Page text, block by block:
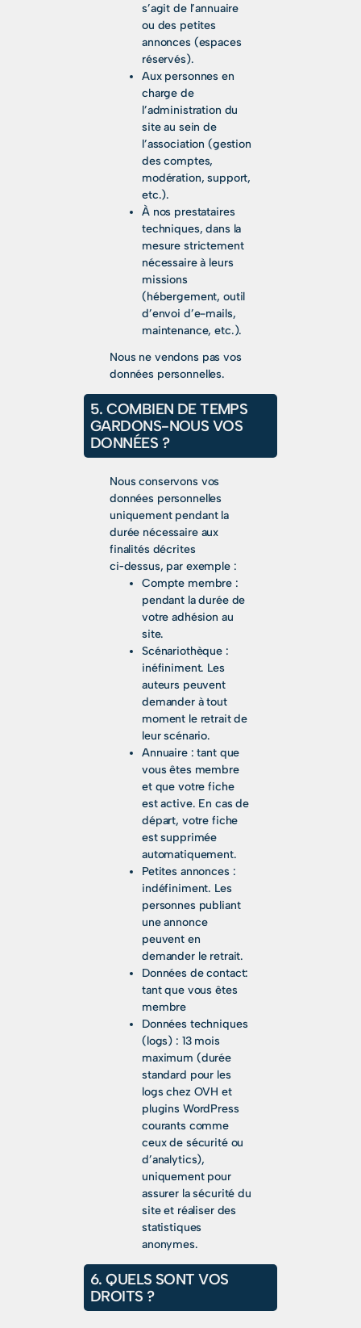
s’agit de l’annuaire
ou des petites
annonces (espaces
réservés).
Aux personnes en
charge de
l’administration du
site au sein de
l’association (gestion
des comptes,
modération, support,
etc.).
À nos prestataires
techniques, dans la
mesure strictement
nécessaire à leurs
missions
(hébergement, outil
d’envoi d’e-mails,
maintenance, etc.).
Nous ne vendons pas vos
données personnelles.
5. COMBIEN DE TEMPS
GARDONS-NOUS VOS
DONNÉES ?
Nous conservons vos
données personnelles
uniquement pendant la
durée nécessaire aux
finalités décrites
ci‑dessus, par exemple :
Compte membre :
pendant la durée de
votre adhésion au
site.
Scénariothèque :
inéfiniment. Les
auteurs peuvent
demander à tout
moment le retrait de
leur scénario.
Annuaire : tant que
vous êtes membre
et que votre fiche
est active. En cas de
départ, votre fiche
est supprimée
automatiquement.
Petites annonces :
indéfiniment. Les
personnes publiant
une annonce
peuvent en
demander le retrait.
Données de contact:
tant que vous êtes
membre
Données techniques
(logs) : 13 mois
maximum (durée
standard pour les
logs chez OVH et
plugins WordPress
courants comme
ceux de sécurité ou
d’analytics),
uniquement pour
assurer la sécurité du
site et réaliser des
statistiques
anonymes.
6. QUELS SONT VOS
DROITS ?